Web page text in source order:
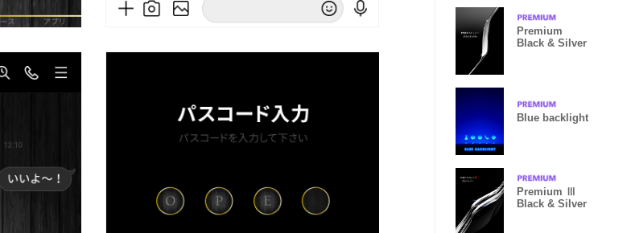
Premium
Black & Silver
Blue backlight
Premium Ⅲ
Black & Silver